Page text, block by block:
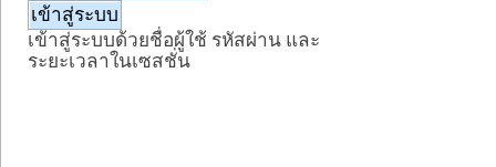
เข้าสู่ระบบด้วยชื่อผู้ใช้ รหัสผ่าน และ
ระยะเวลาในเซสชั่น